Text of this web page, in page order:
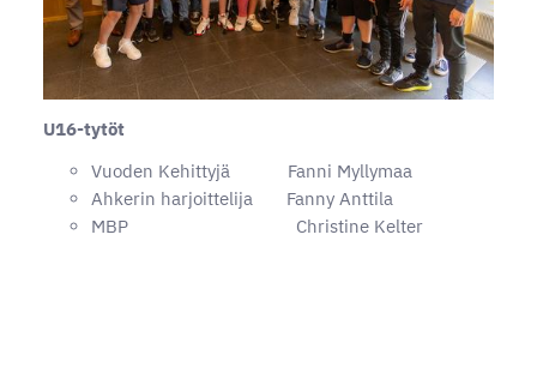
U16-tytöt
Vuoden Kehittyjä Fanni Myllymaa
Ahkerin harjoittelija Fanny Anttila
MBP Christine Kelter